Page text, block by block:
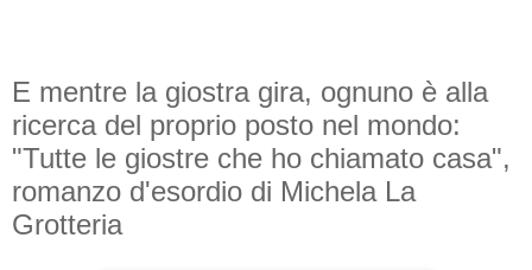
E mentre la giostra gira, ognuno è alla
ricerca del proprio posto nel mondo:
"Tutte le giostre che ho chiamato casa",
romanzo d'esordio di Michela La
Grotteria